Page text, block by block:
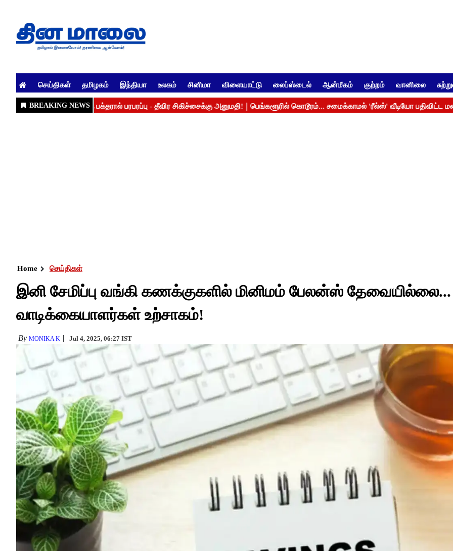
செய்திகள் தமிழகம் இந்தியா உலகம் சினிமா விளையாட்டு லைப்ஸ்டைல் ஆன்மீகம் குற்றம் வானிலை
Home செய்திகள்
இனி சேமிப்பு வங்கி கணக்குகளில் மினிமம் பேலன்ஸ் தேவையில்லை...
வாடிக்கையாளர்கள் உற்சாகம்!
By MONIKA K Jul 4, 2025, 06:27 IST